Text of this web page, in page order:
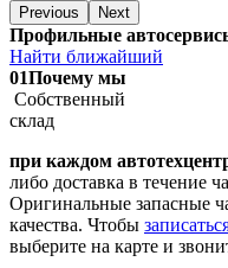
Previous Next
Профильные
Найти ближайший
01Почему мы
Собственный
склад
при каждом
либо доставка в течение
Оригинальные запасные
качества. Чтобы
выберите на карте и